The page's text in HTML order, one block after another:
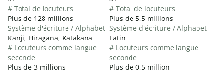
# Total de locuteurs
Plus de 128 millions
Système d'écriture / Alphabet
Kanji, Hiragana, Katakana
# Locuteurs comme langue
seconde
Plus de 3 millions
# Total de locuteurs
Plus de 5,5 millions
Système d'écriture / Alphabet
Latin
# Locuteurs comme langue
seconde
Plus de 0,5 million